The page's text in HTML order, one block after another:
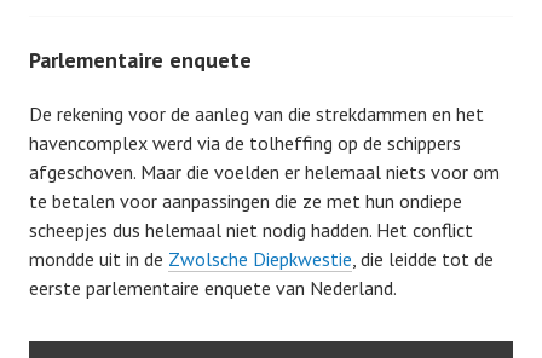
Parlementaire enquete
De rekening voor de aanleg van die strekdammen en het
havencomplex werd via de tolheffing op de schippers
afgeschoven. Maar die voelden er helemaal niets voor om
te betalen voor aanpassingen die ze met hun ondiepe
scheepjes dus helemaal niet nodig hadden. Het conflict
mondde uit in de Zwolsche Diepkwestie, die leidde tot de
eerste parlementaire enquete van Nederland.